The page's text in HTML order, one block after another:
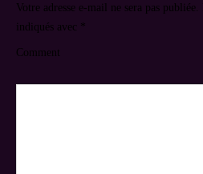
Votre adresse e-mail ne sera pas publiée.
indiqués avec *
Comment